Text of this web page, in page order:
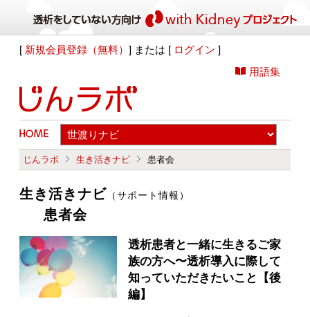
[ 新規会員登録（無料）] または [ ログイン ]
用語集
じんラボ 生き活きナビ 患者会
生き活きナビ （サポート情報）
患者会
透析患者と一緒に生きるご家
族の方へ〜透析導入に際して
知っていただきたいこと【後
編】